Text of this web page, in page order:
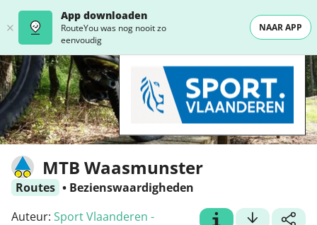
App downloaden
RouteYou was nog nooit zo
eenvoudig
NAAR APP
MTB Waasmunster
Routes • Bezienswaardigheden
Auteur: Sport Vlaanderen -